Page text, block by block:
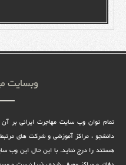
وبسایت
تمام توان وب سایت مهاجرت ایرانی بر
دانشجو ، مراکز آموزشی و شرکت های
هستند را درج نماید. با این حال این وب